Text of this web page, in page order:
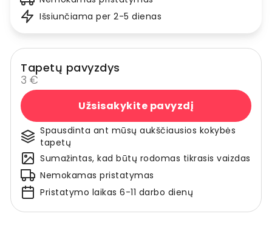
Išsiunčiama per 2-5 dienas
Tapetų pavyzdys
3 €
Užsisakykite pavyzdį
Spausdinta ant mūsų aukščiausios kokybės
tapetų
Sumažintas, kad būtų rodomas tikrasis vaizdas
Nemokamas pristatymas
Pristatymo laikas 6-11 darbo dienų